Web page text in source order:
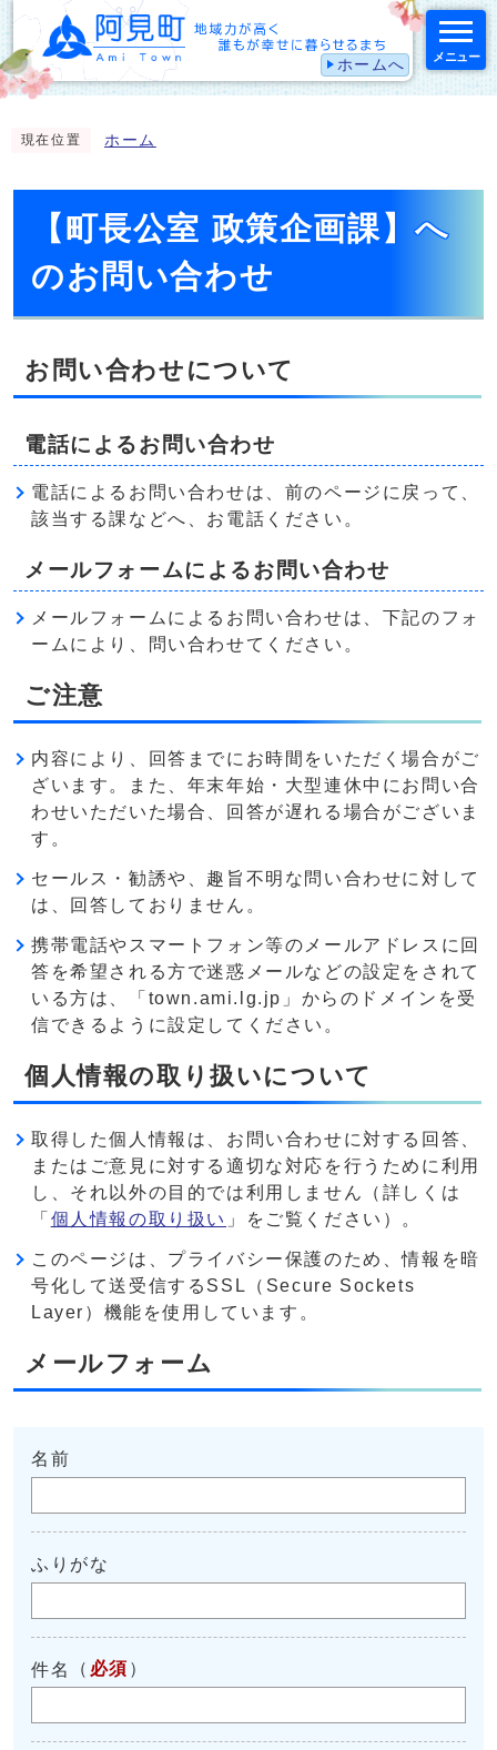
ホームへ メニュー
現在位置 ホーム
【町長公室 政策企画課】へ
のお問い合わせ
お問い合わせについて
電話によるお問い合わせ
電話によるお問い合わせは、前のページに戻って、
該当する課などへ、お電話ください。
メールフォームによるお問い合わせ
メールフォームによるお問い合わせは、下記のフォ
ームにより、問い合わせてください。
ご注意
内容により、回答までにお時間をいただく場合がご
ざいます。また、年末年始・大型連休中にお問い合
わせいただいた場合、回答が遅れる場合がございま
す。
セールス・勧誘や、趣旨不明な問い合わせに対して
は、回答しておりません。
携帯電話やスマートフォン等のメールアドレスに回
答を希望される方で迷惑メールなどの設定をされて
いる方は、「town.ami.lg.jp」からのドメインを受
信できるように設定してください。
個人情報の取り扱いについて
取得した個人情報は、お問い合わせに対する回答、
またはご意見に対する適切な対応を行うために利用
し、それ以外の目的では利用しません（詳しくは
「 個人情報の取り扱い 」をご覧ください）。
このページは、プライバシー保護のため、情報を暗
号化して送受信するSSL（Secure Sockets
Layer）機能を使用しています。
メールフォーム
名前
ふりがな
件名 （ 必須 ）